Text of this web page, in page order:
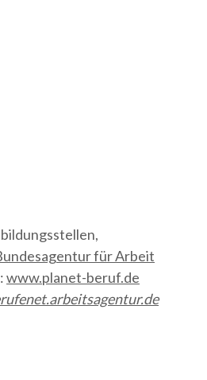
für Arbeit
www.planet-beruf.de